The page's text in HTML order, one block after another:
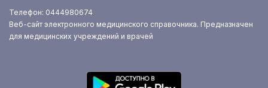
Телефон: 0444980674
Веб-сайт электронного медицинского справочника. Предназначен
для медицинских учреждений и врачей